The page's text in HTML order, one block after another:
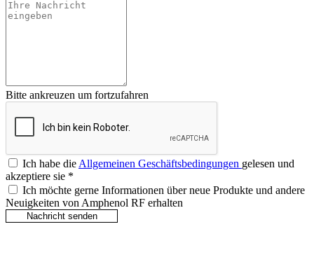
Bitte ankreuzen um fortzufahren
Ich habe dieAllgemeinen Geschäftsbedingungen gelesen und
akzeptiere sie *
Ich möchte gerne Informationen über neue Produkte und andere
Neuigkeiten von Amphenol RF erhalten